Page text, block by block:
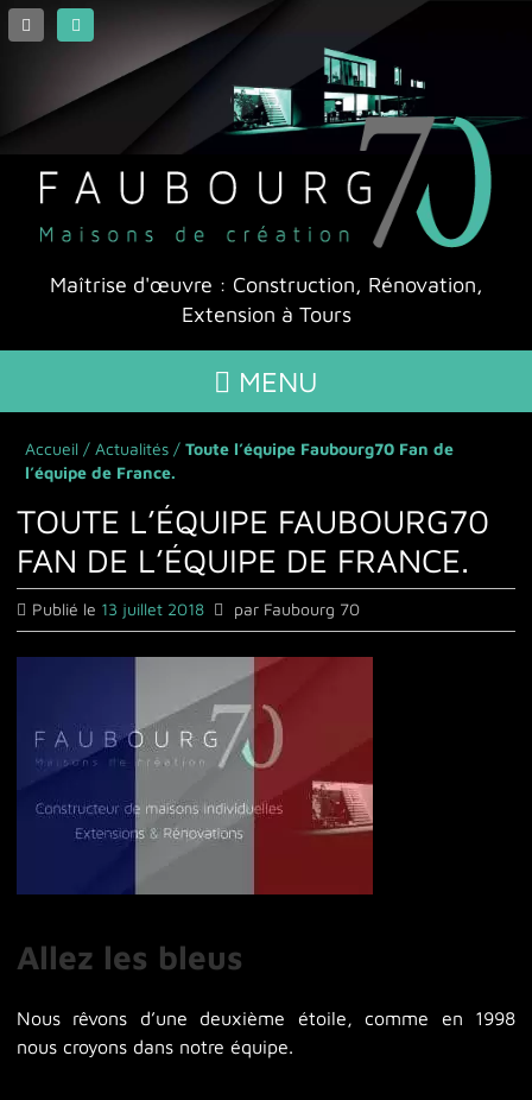
Maîtrise d'œuvre : Construction, Rénovation,
Extension à Tours
MENU
Nos maisons de création
Maison sur-mesure
Extension
Rénovation Energétique
Qui sommes-nous ?
Nos innovations
Notre concept
Accueil / Actualités / Toute l’équipe Faubourg70 Fan de
l’équipe de France.
TOUTE L’ÉQUIPE FAUBOURG70
FAN DE L’ÉQUIPE DE FRANCE.
Publié le 13 juillet 2018 par Faubourg 70
Allez les bleus
Nous rêvons d’une deuxième étoile, comme en 1998
nous croyons dans notre équipe.